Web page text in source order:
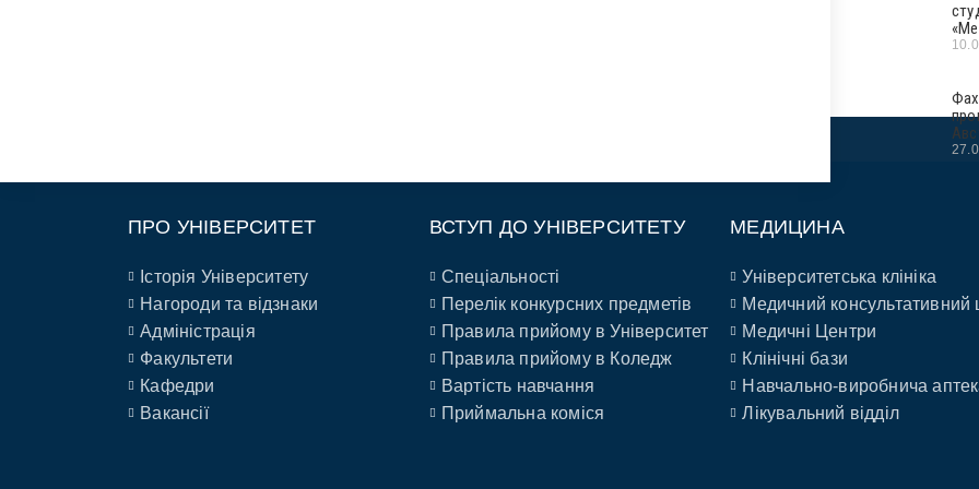
ПРО УНІВЕРСИТЕТ
Історія Університету
Нагороди та відзнаки
Адміністрація
Факультети
Кафедри
Вакансії
ВСТУП ДО УНІВЕРСИТЕТУ
Спеціальності
Перелік конкурсних предметів
Правила прийому в Університет
Правила прийому в Коледж
Вартість навчання
Приймальна коміся
МЕДИЦИНА
Університетська клініка
Медичний консультативний
Медичні Центри
Клінічні бази
Навчально-виробнича
Лікувальний відділ